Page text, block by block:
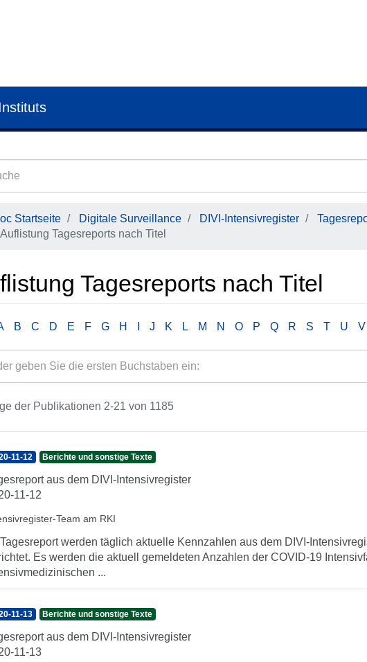
Startseite Digitale Surveillance DIVI-Intensivregister
Auflistung Tagesreports nach Titel
Tagesreports nach Titel
B C D E F G H J K L M N O P Q R S T U V
der Publikationen 2-21 von 1185
11-12 Berichte und sonstige Texte
aus dem DIVI-Intensivregister
11-12
Team am RKI
Tagesreport werden täglich aktuelle Kennzahlen aus dem DIVI-
Es werden die aktuell gemeldeten Anzahlen der COVID-19
...
11-13 Berichte und sonstige Texte
aus dem DIVI-Intensivregister
11-13